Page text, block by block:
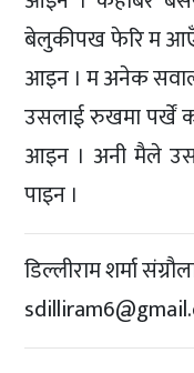
बेलुकीपख फेरि म आएँ
आइन । म अनेक
उसलाई रुखमा पर्खें
आइन । अनी मैले
पाइन ।
डिल्लीराम शर्मा